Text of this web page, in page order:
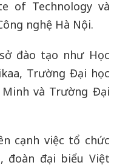
of Technology và
nghệ Hà Nội.
đào tạo như Học
Trường Đại học
và Trường Đại
cạnh việc tổ chức
đoàn đại biểu Việt